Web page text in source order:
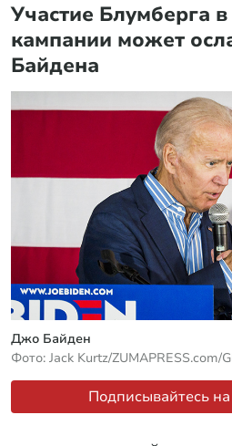
Участие Блумберга
кампании может
Байдена
Джо Байден
Фото: Jack Kurtz/ZUMAPRESS.com/
Подписывайтесь